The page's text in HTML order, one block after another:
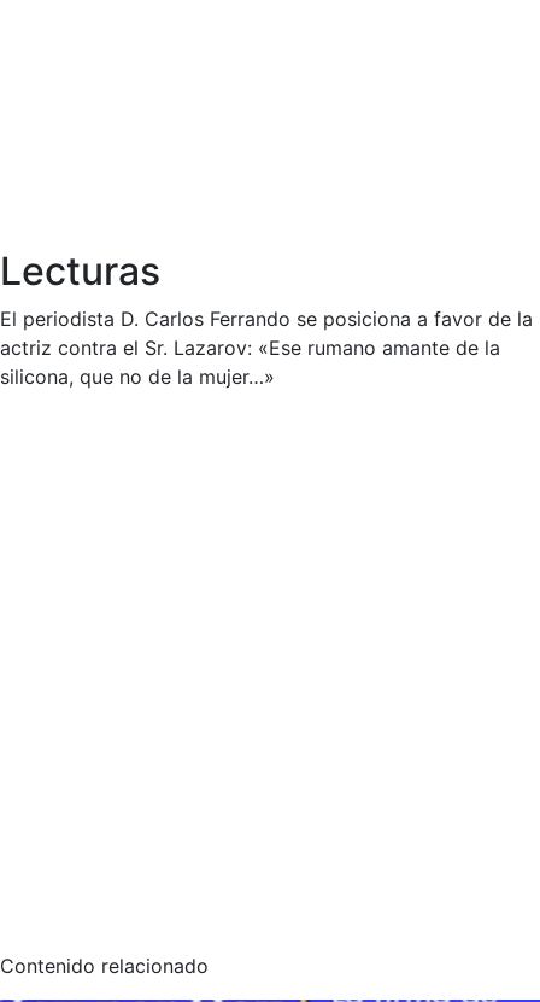
Lecturas
El periodista D. Carlos Ferrando se posiciona a favor de la
actriz contra el Sr. Lazarov: «Ese rumano amante de la
silicona, que no de la mujer…»
Contenido relacionado